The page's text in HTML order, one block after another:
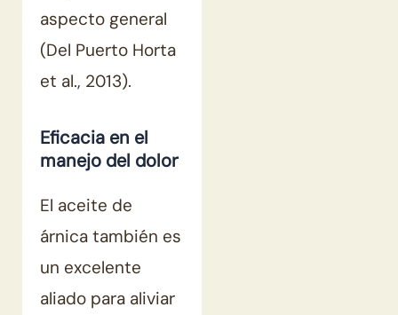
aspecto general
(Del Puerto Horta
et al., 2013).
Eficacia en el
manejo del dolor
El aceite de
árnica también es
un excelente
aliado para aliviar